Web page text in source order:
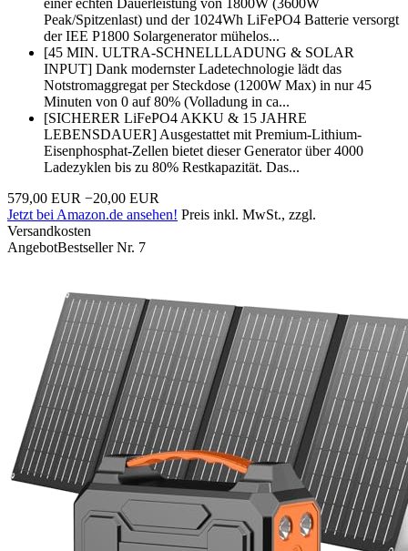
einer echten Dauerleistung von 1800W (3600W
Peak/Spitzenlast) und der 1024Wh LiFePO4 Batterie versorgt
der IEE P1800 Solargenerator mühelos...
[45 MIN. ULTRA-SCHNELLLADUNG & SOLAR
INPUT] Dank modernster Ladetechnologie lädt das
Notstromaggregat per Steckdose (1200W Max) in nur 45
Minuten von 0 auf 80% (Volladung in ca...
[SICHERER LiFePO4 AKKU & 15 JAHRE
LEBENSDAUER] Ausgestattet mit Premium-Lithium-
Eisenphosphat-Zellen bietet dieser Generator über 4000
Ladezyklen bis zu 80% Restkapazität. Das...
579,00 EUR −20,00 EUR
Jetzt bei Amazon.de ansehen! Preis inkl. MwSt., zzgl.
Versandkosten
AngebotBestseller Nr. 7